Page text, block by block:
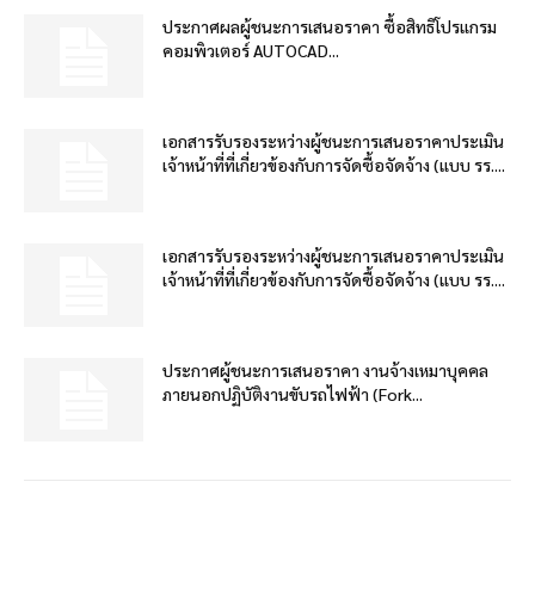
ประกาศผลผู้ชนะการเสนอราคา ซื้อสิทธิโปรแกรม
คอมพิวเตอร์ AUTOCAD...
เอกสารรับรองระหว่างผู้ชนะการเสนอราคาประเมิน
เจ้าหน้าที่ที่เกี่ยวข้องกับการจัดซื้อจัดจ้าง (แบบ รร....
เอกสารรับรองระหว่างผู้ชนะการเสนอราคาประเมิน
เจ้าหน้าที่ที่เกี่ยวข้องกับการจัดซื้อจัดจ้าง (แบบ รร....
ประกาศผู้ชนะการเสนอราคา งานจ้างเหมาบุคคล
ภายนอกปฏิบัติงานขับรถไฟฟ้า (Fork...